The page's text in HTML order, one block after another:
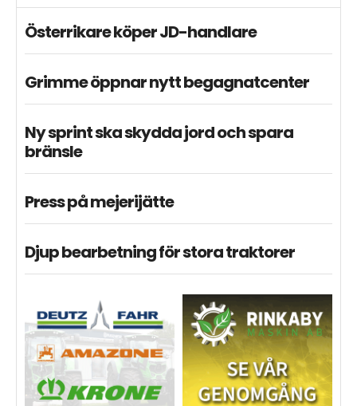
Österrikare köper JD-handlare
Grimme öppnar nytt begagnatcenter
Ny sprint ska skydda jord och spara
bränsle
Press på mejerijätte
Djup bearbetning för stora traktorer